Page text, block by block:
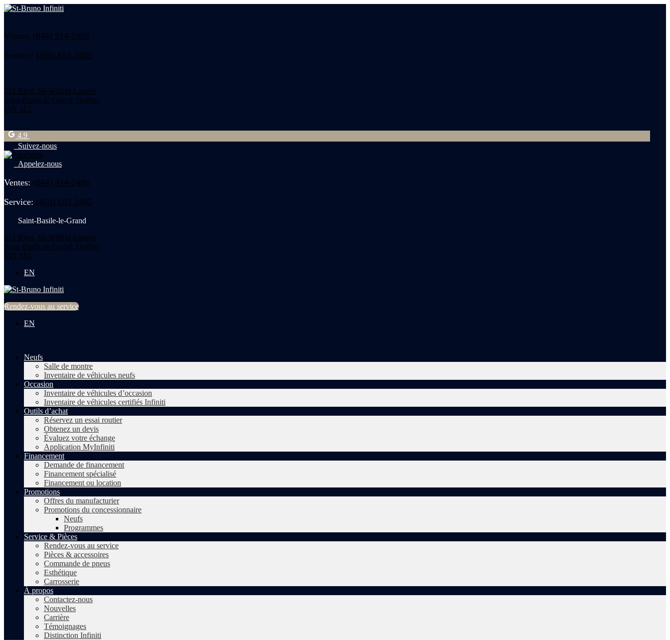
Ventes: (844) 914-2486
Service: (450) 653-2485
221 Blvd. Sir-Wilfrid-Laurier
Saint-Basile-le-Grand, Québec
J3N 1E1
4.9
Suivez-nous
Appelez-nous
Ventes: (844) 914-2486
Service: (450) 653-2485
Saint-Basile-le-Grand
221 Blvd. Sir-Wilfrid-Laurier
Saint-Basile-le-Grand, Québec
J3N 1E1
EN
Rendez-vous au service
EN
Neufs
Salle de montre
Inventaire de véhicules neufs
Occasion
Inventaire de véhicules d’occasion
Inventaire de véhicules certifiés Infiniti
Outils d’achat
Réservez un essai routier
Obtenez un devis
Évaluez votre échange
Application MyInfiniti
Financement
Demande de financement
Financement spécialisé
Financement ou location
Promotions
Offres du manufacturier
Promotions du concessionnaire
Neufs
Programmes
Service & Pièces
Rendez-vous au service
Pièces & accessoires
Commande de pneus
Esthétique
Carrosserie
À propos
Contactez-nous
Nouvelles
Carrière
Témoignages
Distinction Infiniti